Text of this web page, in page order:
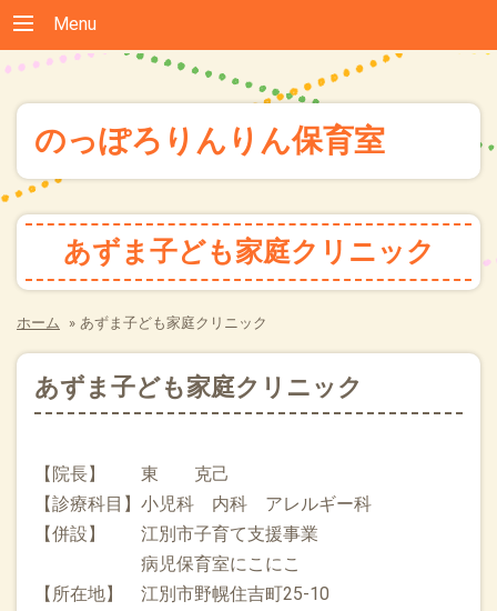
Menu
のっぽろりんりん保育室
あずま子ども家庭クリニック
ホーム » あずま子ども家庭クリニック
あずま子ども家庭クリニック
【院長】 東 克己
【診療科目】小児科 内科 アレルギー科
【併設】 江別市子育て支援事業
病児保育室にこにこ
【所在地】 江別市野幌住吉町25-10